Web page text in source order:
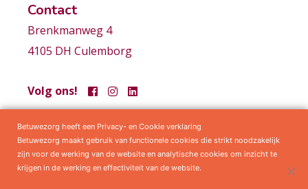
Contact
Brenkmanweg 4
4105 DH Culemborg
Volg ons!
Samenwerkingen Privacy statement Algemene voorwaarden
Betuwezorg heeft een Privacy- en Cookie verklaring
Betuwezorg maakt gebruik van functionele cookies die strikt noodzakelijk
zijn voor de werking van de website en analytische cookies om inzicht te
krijgen in de werking en effectiviteit van de website.